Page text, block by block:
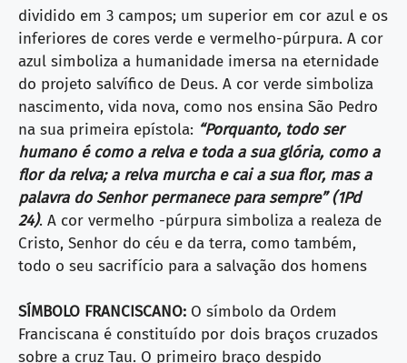
dividido em 3 campos; um superior em cor azul e os
inferiores de cores verde e vermelho-púrpura. A cor
azul simboliza a humanidade imersa na eternidade
do projeto salvífico de Deus. A cor verde simboliza
nascimento, vida nova, como nos ensina São Pedro
na sua primeira epístola: “Porquanto, todo ser
humano é como a relva e toda a sua glória, como a
flor da relva; a relva murcha e cai a sua flor, mas a
palavra do Senhor permanece para sempre” (1Pd
24). A cor vermelho -púrpura simboliza a realeza de
Cristo, Senhor do céu e da terra, como também,
todo o seu sacrifício para a salvação dos homens
SÍMBOLO FRANCISCANO: O símbolo da Ordem
Franciscana é constituído por dois braços cruzados
sobre a cruz Tau. O primeiro braço despido